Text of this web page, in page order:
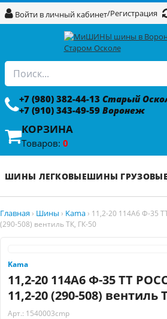
Войти в личный кабинет/Регистрация
+7 (980) 382-44-13 Старый
+7 (910) 343-49-59 Воронеж
КОРЗИНА
Товаров: 0
ШИНЫ ЛЕГКОВЫЕШИНЫ ГРУЗОВЫЕ
Главная › Шины › Kama › 11,2-20 114A6 Ф-35
(290-508) вентиль ТК, ГК-50
Kama
11,2-20 114A6 Ф-35 TT
11,2-20 (290-508) вентиль
Арт.: 1540003cmp